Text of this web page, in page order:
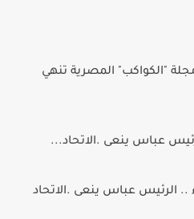
مجلة "الكواكب" المصرية تنهي
عباس ينعى .الاتحاد...
.. الرئيس عباس ينعى .الاتحاد